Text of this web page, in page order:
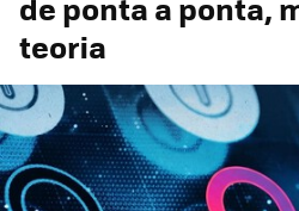
teoria